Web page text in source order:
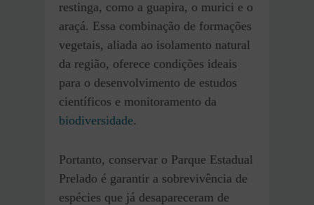
restinga, como a guapira, o murici e o
araçá. Essa combinação de formações
vegetais, aliada ao isolamento natural
da região, oferece condições ideais
para o desenvolvimento de estudos
científicos e monitoramento da
biodiversidade.
Portanto, conservar o Parque Estadual
Prelado é garantir a sobrevivência de
espécies que já desapareceram de